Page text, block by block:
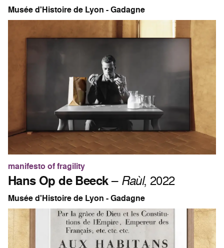
Musée d'Histoire de Lyon - Gadagne
manifesto of fragility
Hans Op de Beeck– Raùl, 2022
Musée d'Histoire de Lyon - Gadagne